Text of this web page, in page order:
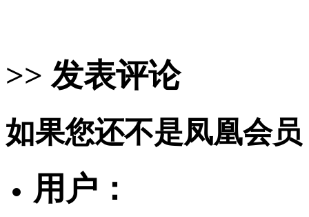
>> 发表评论
如果您还不是凤凰会
用户：